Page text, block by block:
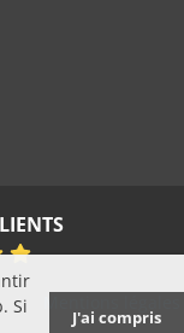
Si
J'ai compris
-